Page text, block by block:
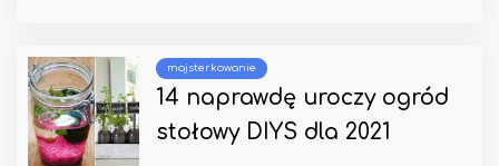
majsterkowanie
14 naprawdę uroczy ogród
stołowy DIYS dla 2021